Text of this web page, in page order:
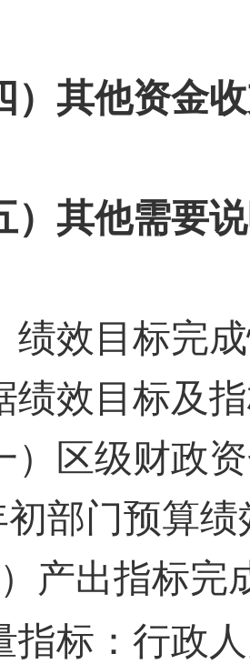
）其他资金
）其他需要
绩效目标完
绩效目标及
）区级财政
初部门预算
） 产出指标完
指标 ：行政